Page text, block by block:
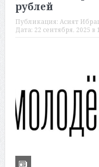
рублей
Публикация: Асият
Дата: 22 сентября, 2025 в